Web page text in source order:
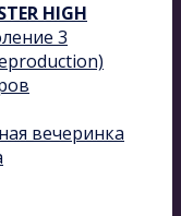
HIGH
3
вечеринка